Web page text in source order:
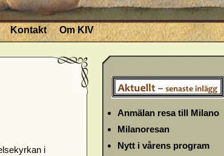
Kontakt Om KIV
i
Anmälan resa till Milano
Milanoresan
Nytt i vårens program